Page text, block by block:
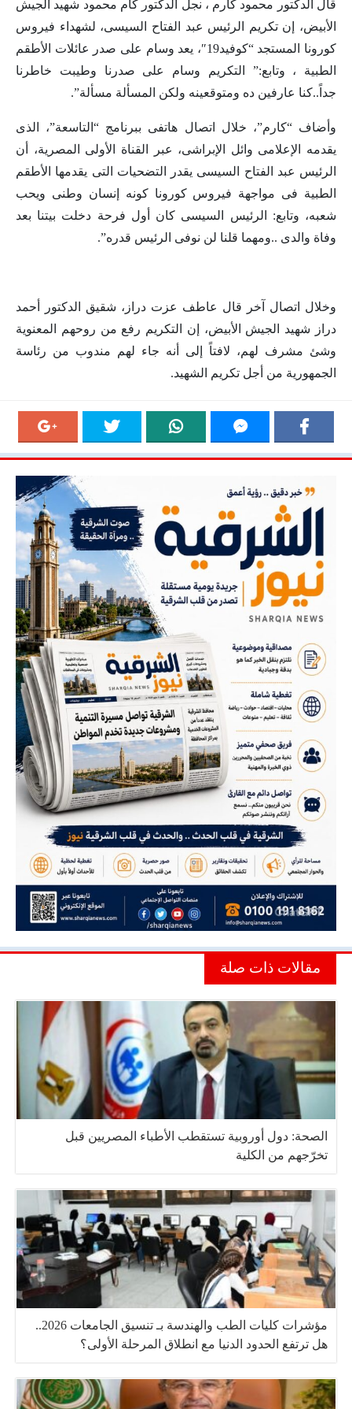
قال الدكتور محمود كارم ، نجل الدكتور كام محمود شهيد الجيش
الأبيض، إن تكريم الرئيس عبد الفتاح السيسى، لشهداء فيروس
كورونا المستجد “كوفيد19″، يعد وسام على صدر عائلات الأطقم
الطبية ، وتابع:” التكريم وسام على صدرنا وطيبت خاطرنا
جداً..كنا عارفين ده ومتوقعينه ولكن المسألة مسألة”.
وأضاف “كارم”، خلال اتصال هاتفى ببرنامج “التاسعة”، الذى
يقدمه الإعلامى وائل الإبراشى، عبر القناة الأولى المصرية، أن
الرئيس عبد الفتاح السيسى يقدر التضحيات التى يقدمها الأطقم
الطبية فى مواجهة فيروس كورونا كونه إنسان وطنى ويحب
شعبه، وتابع: الرئيس السيسى كان أول فرحة دخلت بيتنا بعد
وفاة والدى ..ومهما قلنا لن نوفى الرئيس قدره”.
وخلال اتصال آخر قال عاطف عزت دراز، شقيق الدكتور أحمد
دراز شهيد الجيش الأبيض، إن التكريم رفع من روحهم المعنوية
وشئ مشرف لهم، لافتاً إلى أنه جاء لهم مندوب من رئاسة
الجمهورية من أجل تكريم الشهيد.
مقالات ذات صلة
الصحة: دول أوروبية تستقطب الأطباء المصريين قبل
تخرّجهم من الكلية
مؤشرات كليات الطب والهندسة بـ تنسيق الجامعات 2026..
هل ترتفع الحدود الدنيا مع انطلاق المرحلة الأولى؟